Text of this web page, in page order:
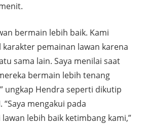
bermain lebih baik. Kami
pemainan lawan karena
sama lain. Saya menilai saat
bermain lebih tenang
ungkap Hendra seperti dikutip
“Saya mengakui pada
lebih baik ketimbang kami,”